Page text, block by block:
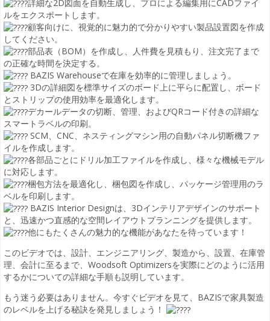
詳細な2D図面を自動生成し、プロによる編集用にCADファイ
ルをエクスポートします。
顧客向けに、視覚的に魅力的で分かりやすい製品設置図を作成
してください。
部品表（BOM）を作成し、人件費を見積もり、注文完了まで
の正確な時間を決定する。
BAZIS Warehouseで在庫を効率的に管理しましょう。
3Dの詳細図を標準サイズのボード上に平らに配置し、ボード
とストリップの使用効率を最適化します。
デカールデータの切断、管理、およびQRコード付きの詳細な
スマートラベルの印刷。
SCM、CNC、ネスティングマシン用の自動パネル切断機ファ
イルを作成します。
各部品ごとにドリル加工ファイルを作成し、様々な機械モデル
に対応します。
梱包方法を最適化し、梱包図を作成し、パッケージ管理用のラ
ベルを印刷します。
BAZIS Interior Designは、3Dインテリアデザインのサポート
と、迅速かつ直感的な空間レイアウトプランニングを提供します。
他にもたくさんの魅力的な機能があなたを待っています！
このビデオでは、設計、エンジニアリング、製造から、設置、在庫管
理、会計に至るまで、Woodsoft Optimizersを実際にどのように活用
するかについての詳細な手順も説明しています。
もう迷う必要はありません。今すぐビデオを見て、BAZISで家具製造
のレベルを上げる秘訣を発見しましょう！